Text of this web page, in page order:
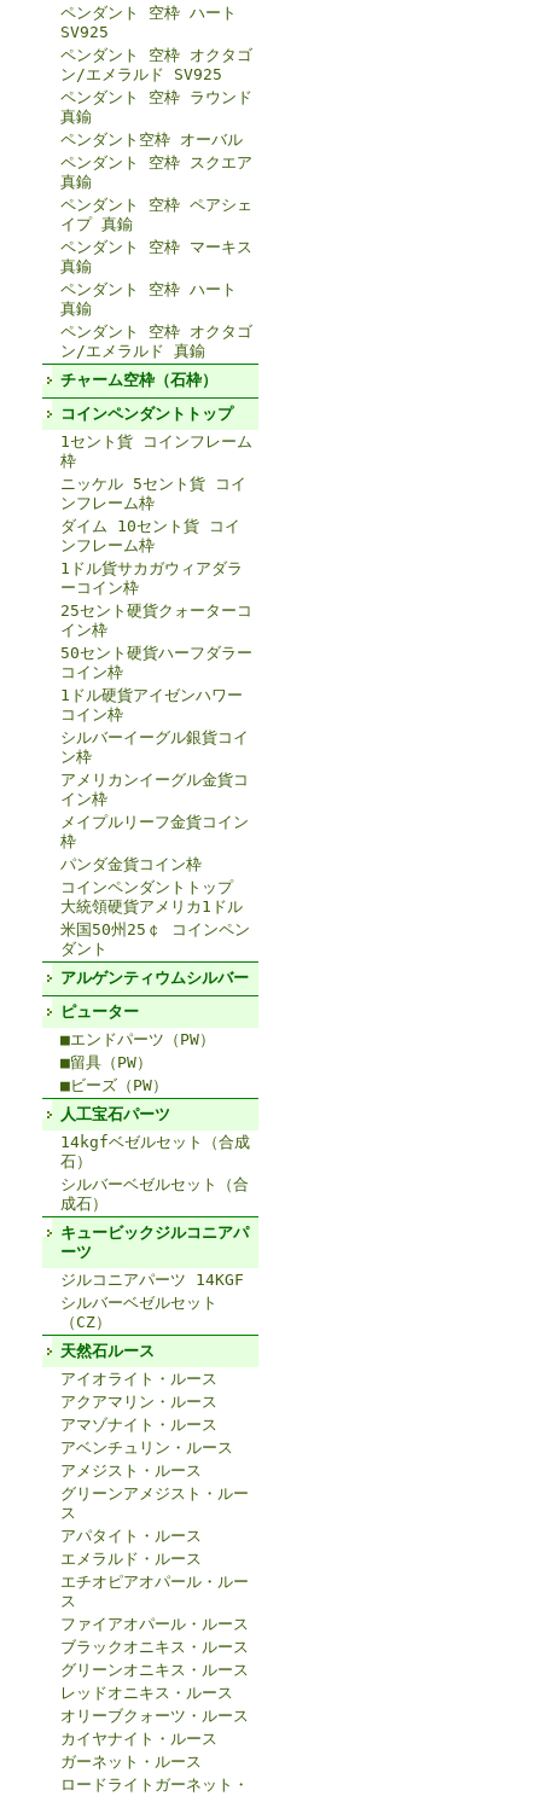
ペンダント 空枠 ハート
SV925
ペンダント 空枠 オクタゴ
ン/エメラルド SV925
ペンダント 空枠 ラウンド
真鍮
ペンダント空枠 オーバル
ペンダント 空枠 スクエア
真鍮
ペンダント 空枠 ペアシェ
イプ 真鍮
ペンダント 空枠 マーキス
真鍮
ペンダント 空枠 ハート
真鍮
ペンダント 空枠 オクタゴ
ン/エメラルド 真鍮
チャーム空枠（石枠）
コインペンダントトップ
1セント貨 コインフレーム
枠
ニッケル 5セント貨 コイ
ンフレーム枠
ダイム 10セント貨 コイ
ンフレーム枠
1ドル貨サカガウィアダラ
ーコイン枠
25セント硬貨クォーターコ
イン枠
50セント硬貨ハーフダラー
コイン枠
1ドル硬貨アイゼンハワー
コイン枠
シルバーイーグル銀貨コイ
ン枠
アメリカンイーグル金貨コ
イン枠
メイプルリーフ金貨コイン
枠
パンダ金貨コイン枠
コインペンダントトップ
大統領硬貨アメリカ1ドル
米国50州25￠ コインペン
ダント
アルゲンティウムシルバー
ピューター
■エンドパーツ（PW）
■留具（PW）
■ビーズ（PW）
人工宝石パーツ
14kgfベゼルセット（合成
石）
シルバーベゼルセット（合
成石）
キュービックジルコニアパ
ーツ
ジルコニアパーツ 14KGF
シルバーベゼルセット
（CZ）
天然石ルース
アイオライト・ルース
アクアマリン・ルース
アマゾナイト・ルース
アベンチュリン・ルース
アメジスト・ルース
グリーンアメジスト・ルー
ス
アパタイト・ルース
エメラルド・ルース
エチオピアオパール・ルー
ス
ファイアオパール・ルース
ブラックオニキス・ルース
グリーンオニキス・ルース
レッドオニキス・ルース
オリーブクォーツ・ルース
カイヤナイト・ルース
ガーネット・ルース
ロードライトガーネット・